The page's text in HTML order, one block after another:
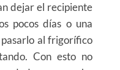
dejar el recipiente
pocos días o una
al frigorífico
Con esto no